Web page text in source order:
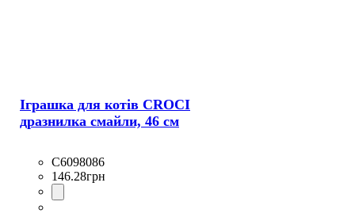
Іграшка для котів CROCI
дразнилка смайли, 46 см
C6098086
146.28грн